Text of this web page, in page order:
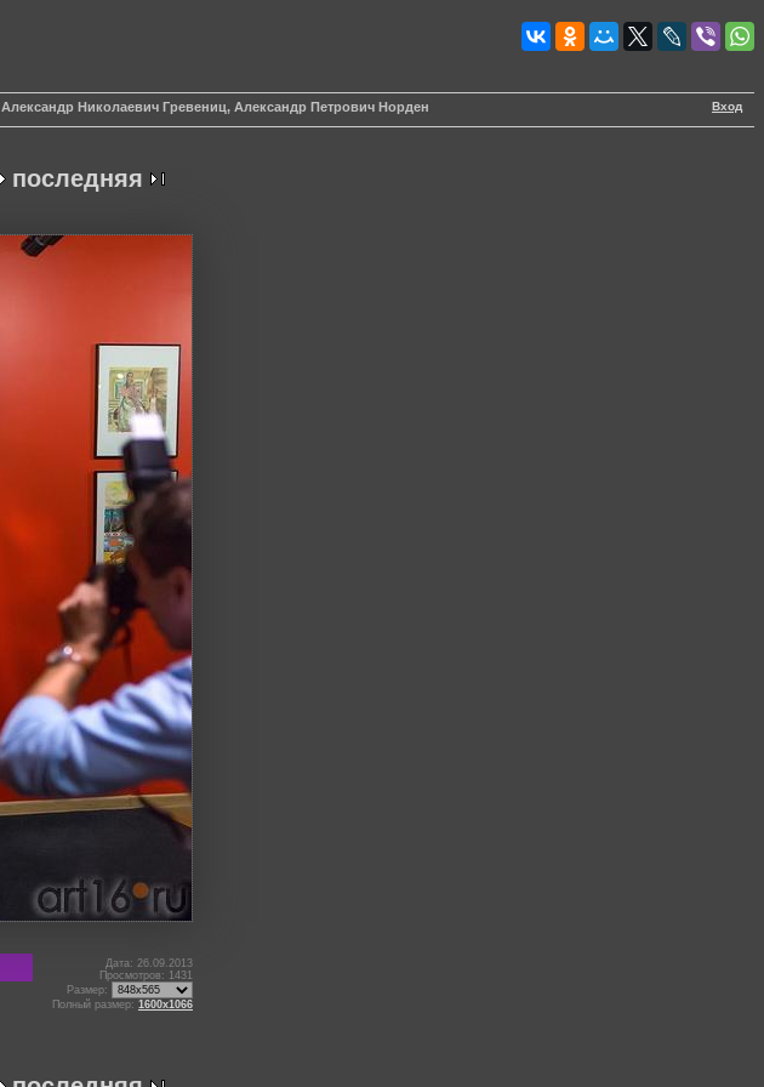
Вход
Александр Николаевич Гревениц, Александр Петрович Норден
последняя
Дата: 26.09.2013
Просмотров: 1431
Размер:
Полный размер: 1600x1066